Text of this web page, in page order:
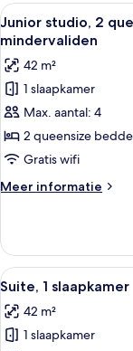
queensize
bedden
Alle
foto's
voor
Junior
studio,
2
queensize
bedden,
toegankelijk
voor
laden
12
Junior studio, 2
mindervaliden
42 m²
1 slaapkamer
Max. aantal: 4
2 queensize
Gratis wifi
Meer informatie
Meer
studio,
queensize
toegankelijk
voor
Alle
foto's
voor
Suite,
4
Suite, 1 slaapkamer
42 m²
1 slaapkamer